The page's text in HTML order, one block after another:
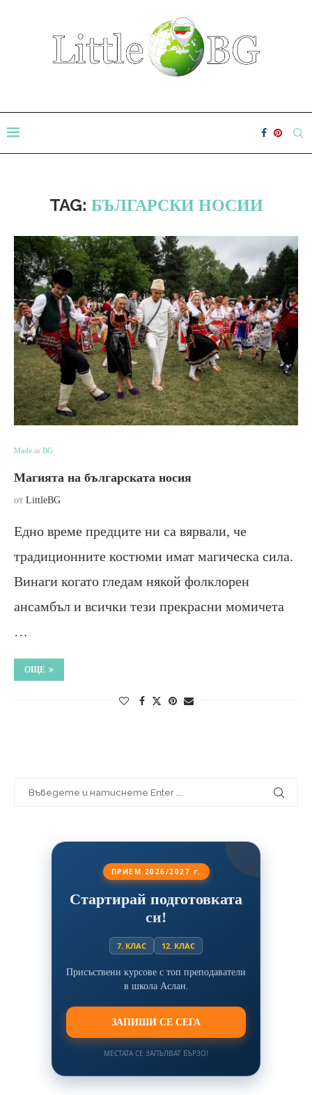
TAG: БЪЛГАРСКИ НОСИИ
Made in BG
Магията на българската носия
от LittleBG
Едно време предците ни са вярвали, че
традиционните костюми имат магическа сила.
Винаги когато гледам някой фолклорен
ансамбъл и всички тези прекрасни момичета
…
ОЩЕ
ПРИЕМ 2026/2027 г.
Стартирай подготовката
си!
7. КЛАС 12. КЛАС
Присъствени курсове с топ преподаватели
в школа Аслан.
ЗАПИШИ СЕ СЕГА
МЕСТАТА СЕ ЗАПЪЛВАТ БЪРЗО!